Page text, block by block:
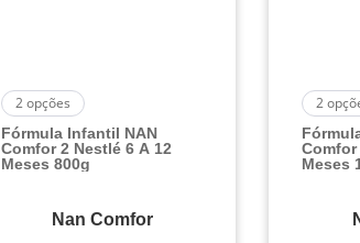
2opções
Fórmula Infantil NAN
Comfor 2 Nestlé 6 A 12
Meses 800g
Nan Comfor
2
Comfor
Meses